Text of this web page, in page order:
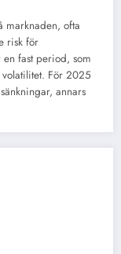
marknaden, ofta
risk för
fast period, som
För 2025
annars